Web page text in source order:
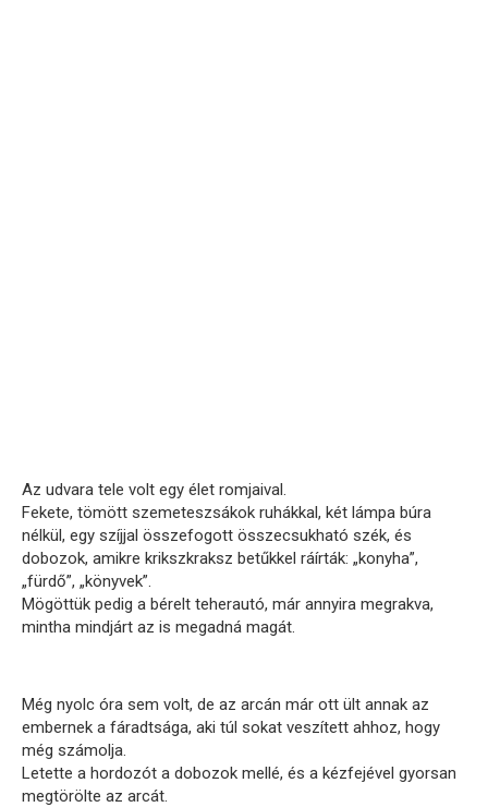
Az udvara tele volt egy élet romjaival.
Fekete, tömött szemeteszsákok ruhákkal, két lámpa búra
nélkül, egy szíjjal összefogott összecsukható szék, és
dobozok, amikre krikszkraksz betűkkel ráírták: „konyha”,
„fürdő”, „könyvek”.
Mögöttük pedig a bérelt teherautó, már annyira megrakva,
mintha mindjárt az is megadná magát.
Még nyolc óra sem volt, de az arcán már ott ült annak az
embernek a fáradtsága, aki túl sokat veszített ahhoz, hogy
még számolja.
Letette a hordozót a dobozok mellé, és a kézfejével gyorsan
megtörölte az arcát.